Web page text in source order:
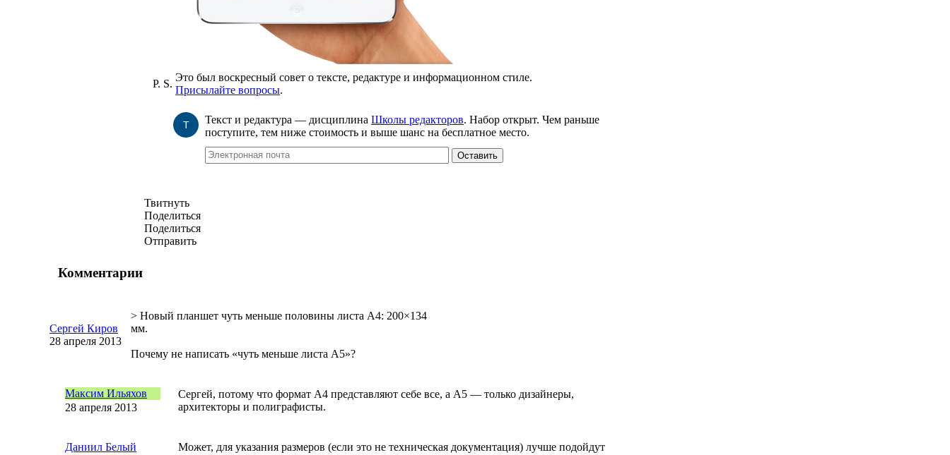
P. S.
Это был воскресный совет о тексте, редактуре и информационном стиле.
Присылайте вопросы.
Т Текст и редактура — дисциплина Школы редакторов. Набор открыт. Чем раньше
поступите, тем ниже стоимость и выше шанс на бесплатное место.
Оставить
Твитнуть
Поделиться
Поделиться
Отправить
Комментарии
Сергей Киров
28 апреля 2013
> Новый планшет чуть меньше половины листа А4: 200×134
мм.
Почему не написать «чуть меньше листа А5»?
Максим Ильяхов
28 апреля 2013
Сергей, потому что формат А4 представляют себе все, а А5 — только дизайнеры,
архитекторы и полиграфисты.
Даниил Белый
Может, для указания размеров (если это не техническая документация) лучше подойдут